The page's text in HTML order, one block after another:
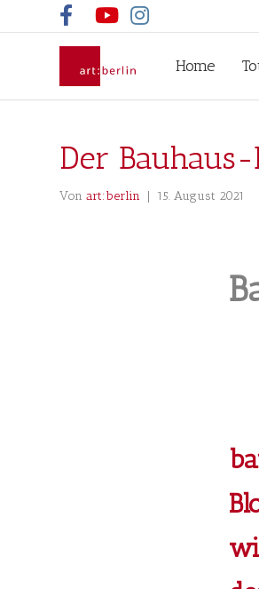
FacebookYoutubeInstagram
Home
Der Bauhaus-
Vonart:berlin | 15. August 2021